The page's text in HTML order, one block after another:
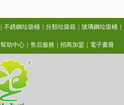
不銹鋼垃圾桶 分類垃圾箱 玻璃鋼垃圾桶
幫助中心 售后服務 招商加盟 電子畫冊